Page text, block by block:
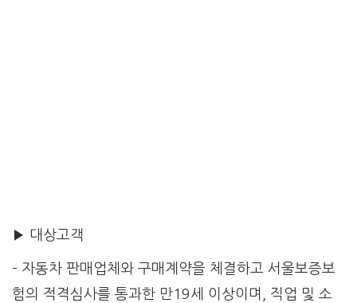
▶ 대상고객
– 자동차 판매업체와 구매계약을 체결하고 서울보증보
험의 적격심사를 통과한 만19세 이상이며, 직업 및 소